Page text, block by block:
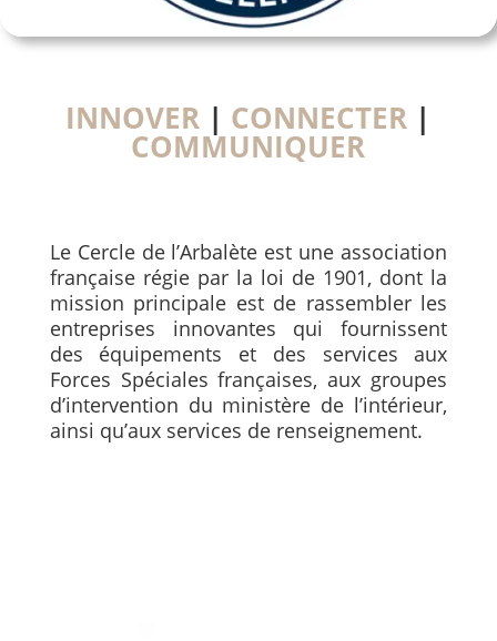
INNOVER | CONNECTER |
COMMUNIQUER
Le Cercle de l’Arbalète est une association
française régie par la loi de 1901, dont la
mission principale est de rassembler les
entreprises innovantes qui fournissent
des équipements et des services aux
Forces Spéciales françaises, aux groupes
d’intervention du ministère de l’intérieur,
ainsi qu’aux services de renseignement.